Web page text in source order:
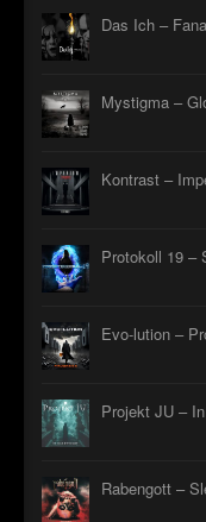
Das Ich –
Mystigma –
Kontrast –
Protokoll 19 –
Evo-lution –
Projekt JU –
Rabengott –